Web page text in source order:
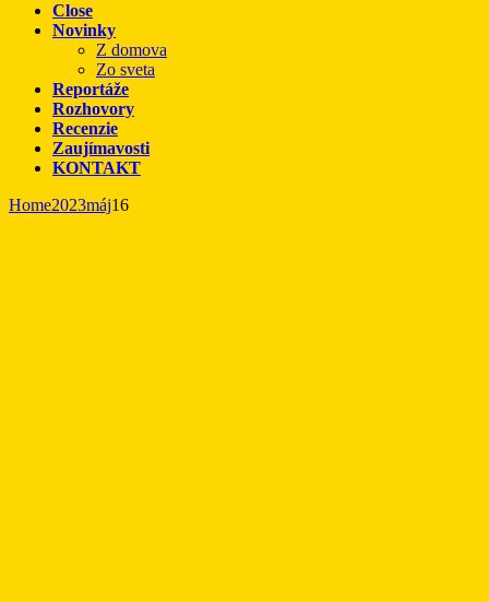
Close
Novinky
Z domova
Zo sveta
Reportáže
Rozhovory
Recenzie
Zaujímavosti
KONTAKT
Home2023máj16